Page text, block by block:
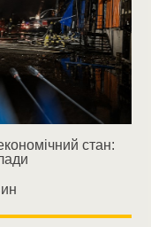
стан: